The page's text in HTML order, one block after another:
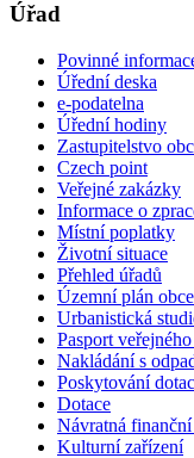
Úřad
Povinné
Úřední deska
e-podatelna
Úřední hodiny
Zastupitelstvo
Czech point
Veřejné zakázky
Informace o
Místní poplatky
Životní situace
Přehled úřadů
Územní plán
Urbanistická
Pasport
Nakládání s
Poskytování
Dotace
Návratná
Kulturní zařízení